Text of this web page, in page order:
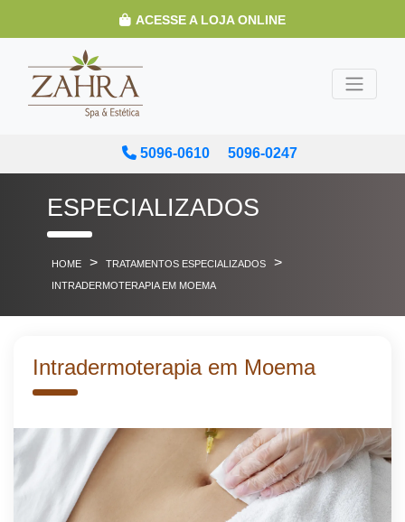
ACESSE A LOJA ONLINE
5096-0610 5096-0247
ESPECIALIZADOS
HOME > TRATAMENTOS ESPECIALIZADOS >
INTRADERMOTERAPIA EM MOEMA
Intradermoterapia em Moema